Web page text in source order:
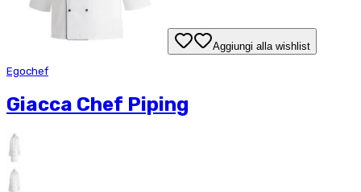
Aggiungi alla wishlist
Egochef
Giacca Chef Piping